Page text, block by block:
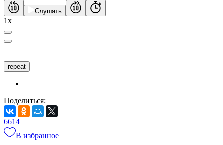
Слушать
1x
repeat
Поделиться:
6614
В избранное